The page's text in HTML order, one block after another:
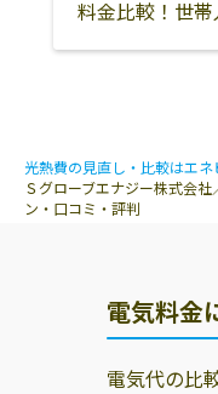
料金比較！世
光熱費の見直し・比較はエネ
Ｓグローブエナジー株式会
ン・口コミ・評判
電気料金
電気代の比